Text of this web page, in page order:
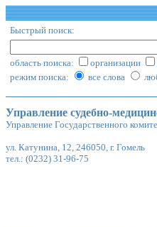
Быстрый поиск:
область поиска: организации
режим поиска:
все слова
Управление судебно-
Управление Государственного
ул. Катунина, 12, 246050, г. Гомель
тел.: (0232) 31-96-75